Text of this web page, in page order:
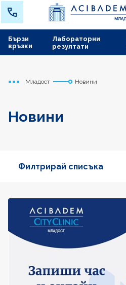
Лабораторни
резултати
Бързи
връзки
Начало
Младост Новини
Новини
Филтрирай списъка